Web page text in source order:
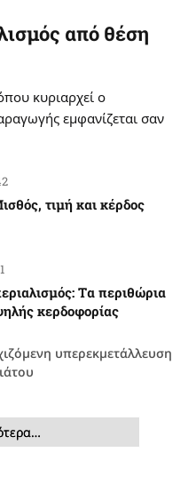
από θέση
κυριαρχεί ο
εμφανίζεται σαν
τιμή και κέρδος
Tα περιθώρια
κερδοφορίας
υπερεκμετάλλευση